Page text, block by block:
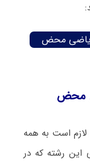
ریاضی محض
محض
است به همه
این رشته که در